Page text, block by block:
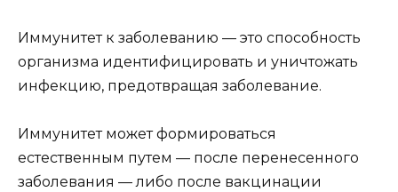
Иммунитет к заболеванию — это способность
организма идентифицировать и уничтожать
инфекцию, предотвращая заболевание.
Иммунитет может формироваться
естественным путем — после перенесенного
заболевания — либо после вакцинации